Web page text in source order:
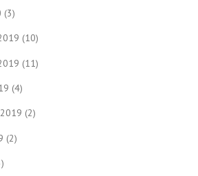
(3)
(10)
(11)
(4)
(2)
(2)